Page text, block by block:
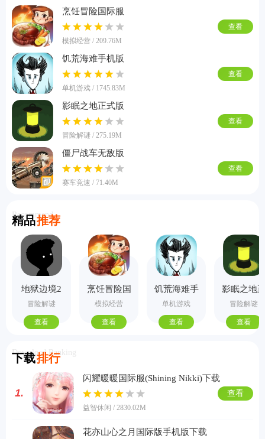
烹饪冒险国际服
模拟经营 / 209.76M
查看
饥荒海难手机版
单机游戏 / 1745.83M
查看
影眠之地正式版
冒险解谜 / 275.19M
查看
僵尸战车无敌版
赛车竞速 / 71.40M
查看
精品推荐
Recommend
地狱边境2
手机版
冒险解谜
查看
烹饪冒险国
际服
模拟经营
查看
饥荒海难手
机版
单机游戏
查看
影眠之地
式版
冒险解谜
查看
下载排行
Download Ranking
1.
闪耀暖暖国际服(Shining Nikki)下载
益智休闲 / 2830.02M
查看
花亦山心之月国际版手机版下载